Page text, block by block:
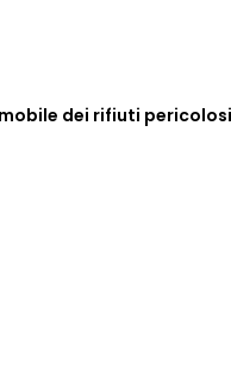
dei rifiuti pericolosi